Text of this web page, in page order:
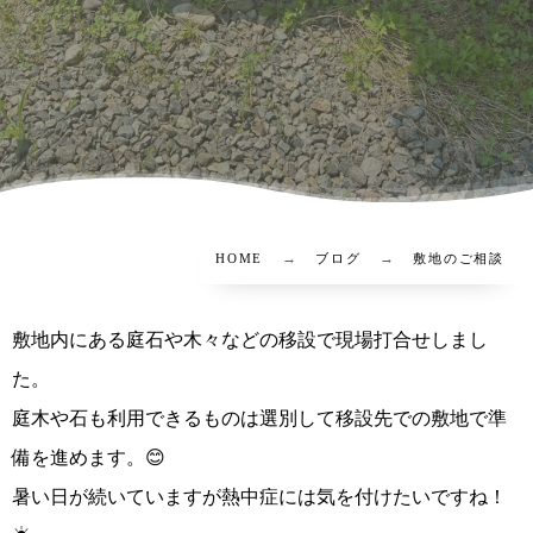
HOME ブログ 敷地のご相談
敷地内にある庭石や木々などの移設で現場打合せしまし
た。
庭木や石も利用できるものは選別して移設先での敷地で準
備を進めます。😊
暑い日が続いていますが熱中症には気を付けたいですね！